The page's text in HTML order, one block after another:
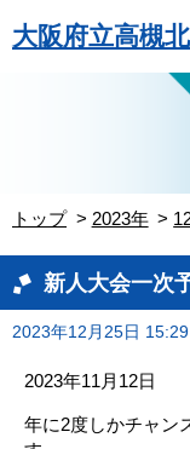
大阪府立高槻
トップ 2023年
新人大会一次
2023年12月25日 15:29
2023年11月12日
年に2度しかチャン